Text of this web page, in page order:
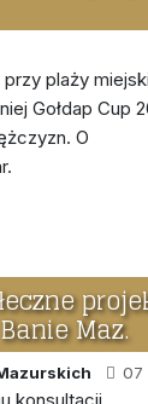
plaży
Gołdap Cup
O
Maz.
07